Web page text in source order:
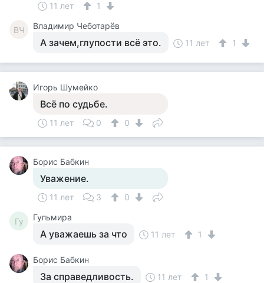
11 лет 1
ВЧ Владимир Чеботарёв
А зачем,глупости всё это. 11 лет 1
Игорь Шумейко
Всё по судьбе.
11 лет 0 0
Борис Бабкин
Уважение.
11 лет 3 0
Гу Гульмира
А уважаешь за что 11 лет 1
Борис Бабкин
За справедливость. 11 лет 1